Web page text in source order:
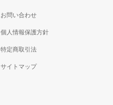
お問い合わせ
個人情報保護方針
特定商取引法
サイトマップ